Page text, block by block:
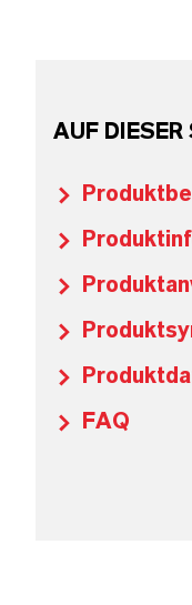
AUF DIESER
FAQ